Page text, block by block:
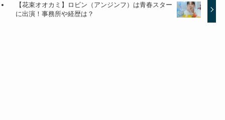
【花束オオカミ】ロビン（アンジンフ）は青春スター
に出演！事務所や経歴は？